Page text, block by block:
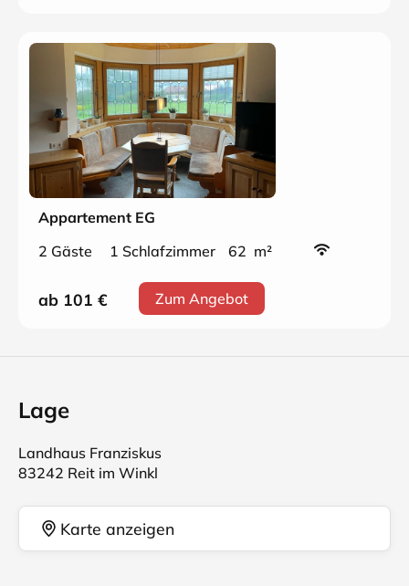
Appartement EG
2 Gäste
1 Schlafzimmer 62 m²
ab 101 € Zum Angebot
Lage
Landhaus Franziskus
83242 Reit im Winkl
Karte anzeigen